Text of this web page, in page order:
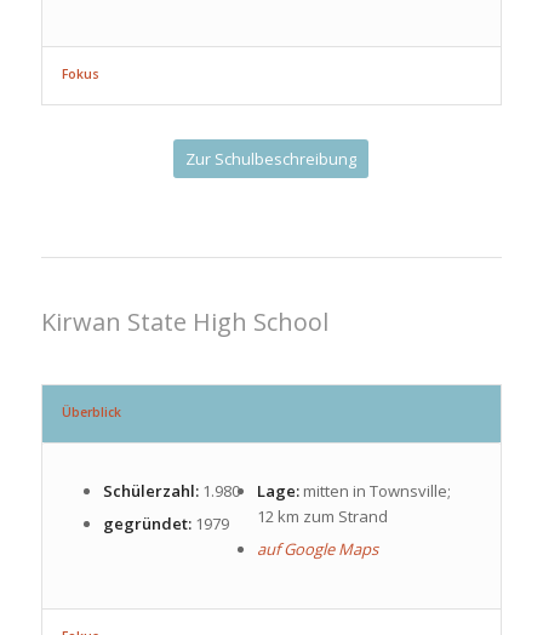
Fokus
Zur Schulbeschreibung
Kirwan State High School
Überblick
Schülerzahl:1.980
gegründet:1979
Lage: mitten in Townsville;
12 km zum Strand
auf Google Maps